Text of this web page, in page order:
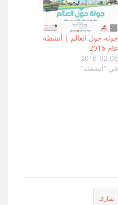
جولة حول العالم | أنشطة
عام 2016
2016-02-06
في "أنشطة"